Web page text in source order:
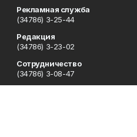
Рекламная служба
(34786) 3-25-44
Редакция
(34786) 3-23-02
Сотрудничество
(34786) 3-08-47